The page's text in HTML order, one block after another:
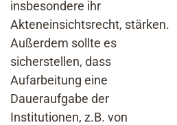
insbesondere ihr
Akteneinsichtsrecht, stärken.
Außerdem sollte es
sicherstellen, dass
Aufarbeitung eine
Daueraufgabe der
Institutionen, z.B. von